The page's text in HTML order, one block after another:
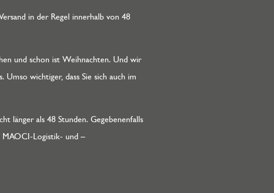
in der Regel innerhalb von 48
und schon ist Weihnachten. Und wir
wichtiger, dass Sie sich auch im
länger als 48 Stunden. Gegebenenfalls
MAOCI-Logistik- und –